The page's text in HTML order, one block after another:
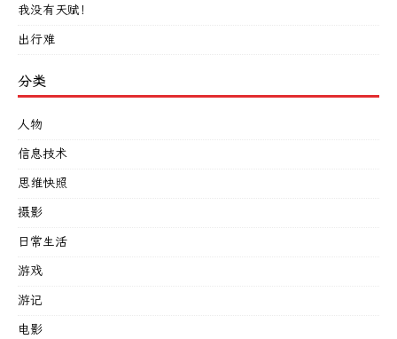
我没有天赋！
出行难
分类
人物
信息技术
思维快照
摄影
日常生活
游戏
游记
电影